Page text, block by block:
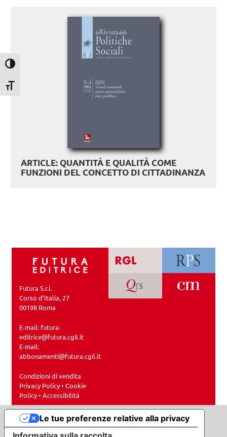
Attiva/disattiva alto contrasto
Attiva/disattiva dimensione testo
ARTICLE: QUANTITÀ E QUALITÀ COME
FUNZIONI DEL CONCETTO DI CITTADINANZA
Futura S.r.l.
Corso d’Italia, 27
00198 Roma
E-mail: futura-
editrice@futura.cgil.it
E-mail:
abbonamenti@futura.cgil.it
Condizioni di vendita
Privacy Policy•Cookie
Policy•Accessibilità
Le tue preferenze relative alla privacy